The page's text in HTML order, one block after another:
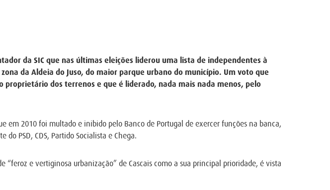
da SIC que nas últimas eleições liderou uma lista de independentes à
da Aldeia do Juso, do maior parque urbano do município. Um voto que
dos terrenos e que é liderado, nada mais nada menos, pelo
em 2010 foi multado e inibido pelo Banco de Portugal de exercer funções na banca,
PSD, CDS, Partido Socialista e Chega.
e vertiginosa urbanização” de Cascais como a sua principal prioridade, é vista